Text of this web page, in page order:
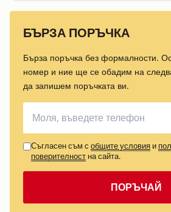
БЪРЗА ПОРЪЧКА
Бърза поръчка без формалности.
номер и ние ще се обадим на
да запишем поръчката ви.
Съгласен съм с общите условия и
поверителност на сайта.
ПОРЪЧАЙ